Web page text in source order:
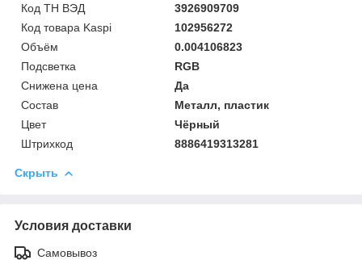
Код ТН ВЭД
3926909709
Код товара Kaspi
102956272
Объём
0.004106823
Подсветка
RGB
Снижена цена
Да
Состав
Металл, пластик
Цвет
Чёрный
Штрихкод
8886419313281
Скрыть
Условия доставки
Самовывоз